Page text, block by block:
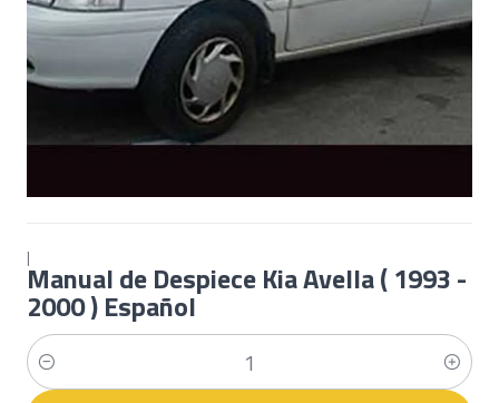
|
Manual de Despiece Kia Avella ( 1993 -
2000 ) Español
Quantity